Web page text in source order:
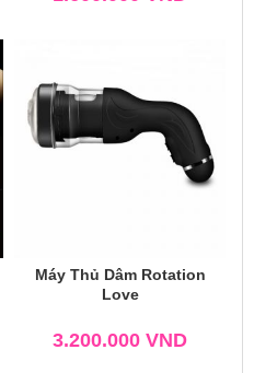
Máy Thủ Dâm Rotation
Love
3.200.000 VND